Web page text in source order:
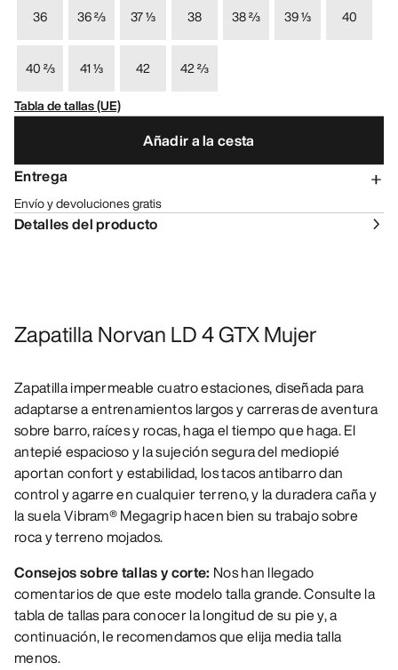
36 36 ⅔ 37 ⅓ 38 38 ⅔ 39 ⅓ 40
40 ⅔ 41 ⅓ 42
42 ⅔
Tabla de tallas (UE)
Añadir a la cesta
Entrega
Envío y devoluciones gratis
Detalles del producto
Zapatilla Norvan LD 4 GTX Mujer
Zapatilla impermeable cuatro estaciones, diseñada para
adaptarse a entrenamientos largos y carreras de aventura
sobre barro, raíces y rocas, haga el tiempo que haga. El
antepié espacioso y la sujeción segura del mediopié
aportan confort y estabilidad, los tacos antibarro dan
control y agarre en cualquier terreno, y la duradera caña y
la suela Vibram® Megagrip hacen bien su trabajo sobre
roca y terreno mojados.
Consejos sobre tallas y corte: Nos han llegado
comentarios de que este modelo talla grande. Consulte la
tabla de tallas para conocer la longitud de su pie y, a
continuación, le recomendamos que elija media talla
menos.